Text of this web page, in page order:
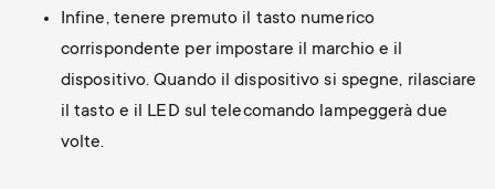
Infine, tenere premuto il tasto numerico
corrispondente per impostare il marchio e il
dispositivo. Quando il dispositivo si spegne, rilasciare
il tasto e il LED sul telecomando lampeggerà due
volte.